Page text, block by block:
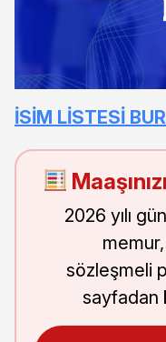
İSİM LİSTESİ
2026 yılı
sözleşmeli
sayfadan